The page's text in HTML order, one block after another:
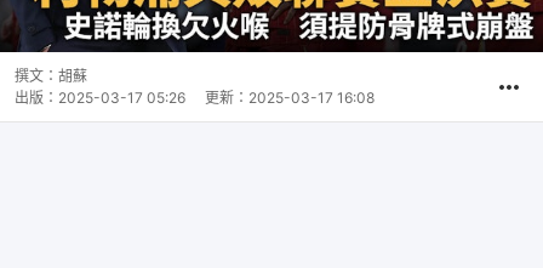
撰文： 胡蘇
出版： 2025-03-17 05:26 更新： 2025-03-17 16:08